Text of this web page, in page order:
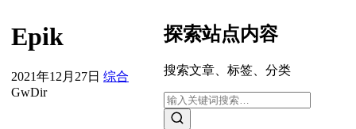
Epik
2021年12月27日 综合
GwDir
探索站点内容
搜索文章、标签、分类